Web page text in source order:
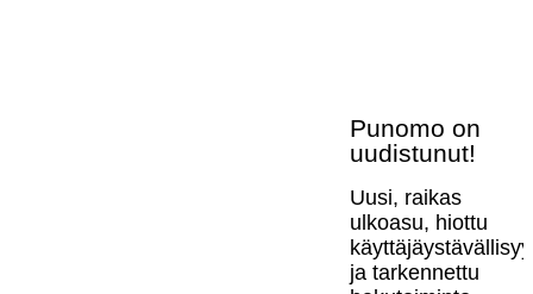
Punomo on
uudistunut!
Uusi, raikas
ulkoasu, hiottu
ja tarkennettu